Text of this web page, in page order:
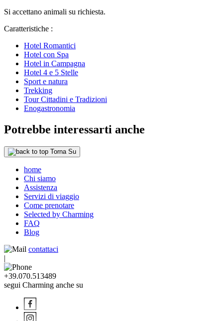
Si accettano animali su richiesta.
Caratteristiche :
Hotel Romantici
Hotel con Spa
Hotel in Campagna
Hotel 4 e 5 Stelle
Sport e natura
Trekking
Tour Cittadini e Tradizioni
Enogastronomia
Potrebbe interessarti anche
Torna Su
home
Chi siamo
Assistenza
Servizi di viaggio
Come prenotare
Selected by Charming
FAQ
Blog
contattaci
|
+39.070.513489
segui Charming anche su